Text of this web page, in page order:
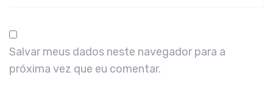
Salvar meus dados neste navegador para a
próxima vez que eu comentar.